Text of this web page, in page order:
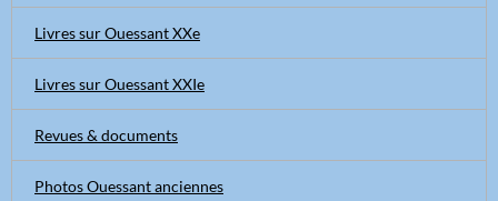
Livres sur Ouessant XXe
Livres sur Ouessant XXIe
Revues & documents
Photos Ouessant anciennes